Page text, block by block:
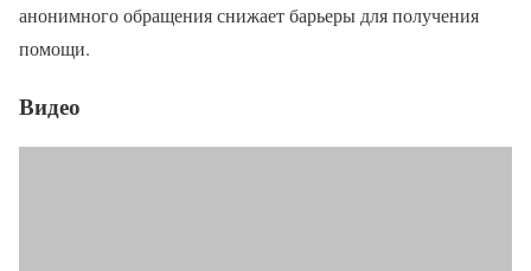
анонимного обращения снижает барьеры для получения
помощи.
Видео